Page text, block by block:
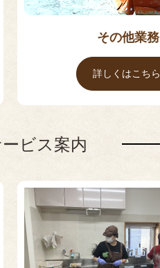
その他業務
詳しくはこちら
ビス案内